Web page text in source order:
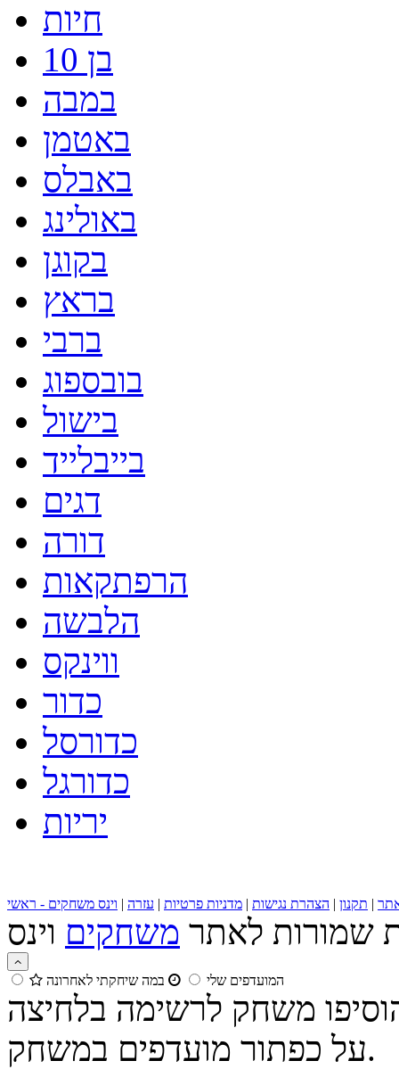
חיות
בן 10
במבה
באטמן
באבלס
באולינג
בקוגן
בראץ
ברבי
בובספוג
בישול
בייבלייד
דגים
דורה
הרפתקאות
הלבשה
ווינקס
כדור
כדורסל
כדורגל
יריות
| תקנון | הצהרת נגישות | מדניות פרטיות | עזרה | וינס משחקים - ראשי
שמורות לאתר משחקים
המועדפים שלי במה שיחקתי לאחרונה
משחק לרשימה בלחיצה
על כפתור מועדפים במשחק.